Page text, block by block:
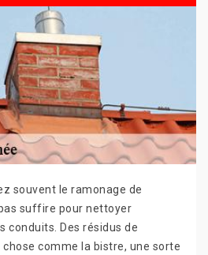
souvent le ramonage de
suffire pour nettoyer
conduits. Des résidus de
comme la bistre, une sorte